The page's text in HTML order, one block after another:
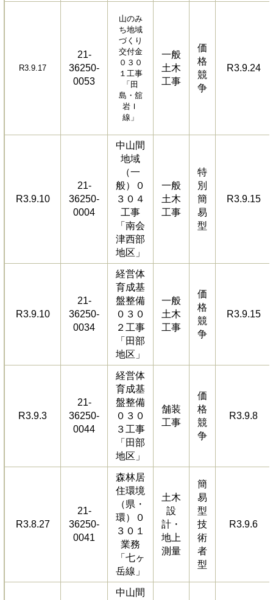
R3.9.17
21-
36250-
0053
山のみ
ち地域
づくり
交付金
０３０
１工事
「田
島・舘
岩Ｉ
線」
一般
土木
工事
価
格
競
争
R3.9.24
R3.9.10
21-
36250-
0004
中山間
地域
（一
般）０
３０４
工事
「南会
津西部
地区」
一般
土木
工事
特
別
簡
易
型
R3.9.15
R3.9.10
21-
36250-
0034
経営体
育成基
盤整備
０３０
２工事
「田部
地区」
一般
土木
工事
価
格
競
争
R3.9.15
R3.9.3
21-
36250-
0044
経営体
育成基
盤整備
０３０
３工事
「田部
地区」
舗装
工事
価
格
競
争
R3.9.8
R3.8.27
21-
36250-
0041
森林居
住環境
（県・
環）０
３０１
業務
「七ヶ
岳線」
土木
設
計・
地上
測量
簡
易
型
技
術
者
型
R3.9.6
中山間